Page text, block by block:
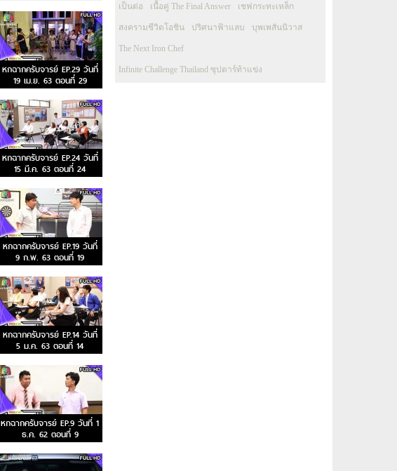
หกฉากครับจารย์ EP.29 วันที่
19 เม.ย. 63 ตอนที่ 29
หกฉากครับจารย์ EP.24 วันที่
15 มี.ค. 63 ตอนที่ 24
หกฉากครับจารย์ EP.19 วันที่
9 ก.พ. 63 ตอนที่ 19
หกฉากครับจารย์ EP.14 วันที่
5 ม.ค. 63 ตอนที่ 14
หกฉากครับจารย์ EP.9 วันที่ 1
ธ.ค. 62 ตอนที่ 9
เป็นต่อ เนื้อคู่ The Final Answer เชฟกระทะเหล็ก
สงครามชีวิตโอชิน ปริศนาฟ้าแลบ บุพเพสันนิวาส
The Next Iron Chef
Infinite Challenge Thailand ซุปตาร์ท้าแข่ง